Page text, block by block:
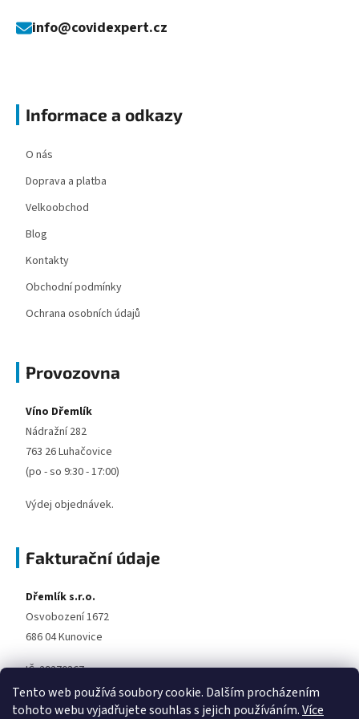
Tento web používá soubory cookie. Dalším procházením
tohoto webu vyjadřujete souhlas s jejich používáním.Více
info@covidexpert.cz
Informace a odkazy
O nás
Doprava a platba
Velkoobchod
Blog
Kontakty
Obchodní podmínky
Ochrana osobních údajů
Provozovna
Víno Dřemlík
Nádražní 282
763 26 Luhačovice
(po - so 9:30 - 17:00)
Výdej objednávek.
Fakturační údaje
Dřemlík s.r.o.
Osvobození 1672
686 04 Kunovice
IČ: 29270367
DIČ: CZ29270367